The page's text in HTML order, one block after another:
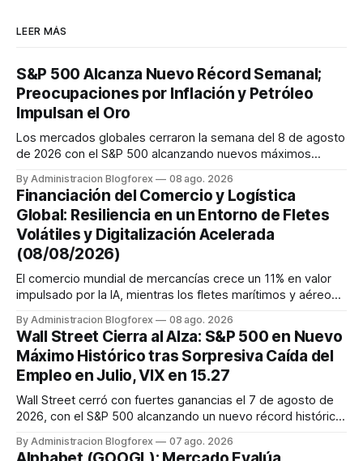
LEER MÁS
S&P 500 Alcanza Nuevo Récord Semanal;
Preocupaciones por Inflación y Petróleo
Impulsan el Oro
Los mercados globales cerraron la semana del 8 de agosto
de 2026 con el S&P 500 alcanzando nuevos máximos
renta fija vio una caída en los rendimientos del Tesoro de
EE. UU. tras un informe de empleo más débil. El petróleo se
mantuvo al ...
By Administracion Blogforex 08 ago. 2026
Financiación del Comercio y Logística
Global: Resiliencia en un Entorno de Fletes
Volátiles y Digitalización Acelerada
(08/08/2026)
El comercio mundial de mercancías crece un 11% en valor
impulsado por la IA, mientras los fletes marítimos y aéreos
disrupciones geopolíticas y congestión. La financiación del
comercio, que depende en un 90% del crédito, se digitaliza
y el mercado...
By Administracion Blogforex 08 ago. 2026
Wall Street Cierra al Alza: S&P 500 en Nuevo
Máximo Histórico tras Sorpresiva Caída del
Empleo en Julio, VIX en 15.27
Wall Street cerró con fuertes ganancias el 7 de agosto de
2026, con el S&P 500 alcanzando un nuevo récord histórico
54,036.93 y el Nasdaq Composite escaló 1.3% a 26,690.62.
By Administracion Blogforex 07 ago. 2026